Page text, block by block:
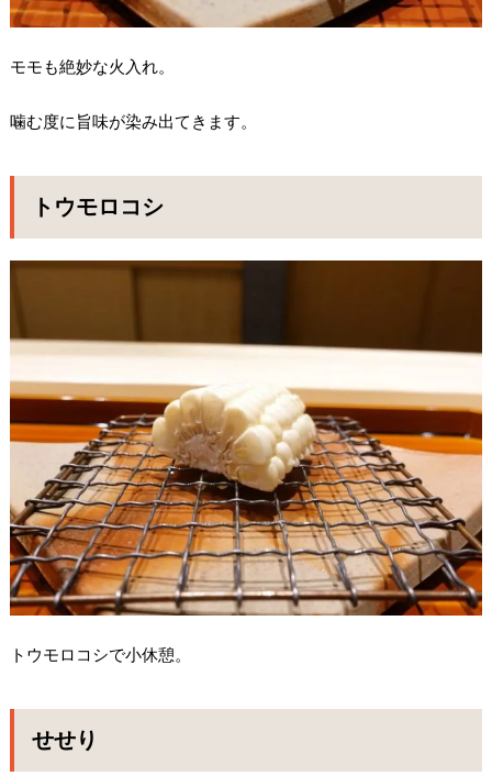
モモも絶妙な火入れ。
噛む度に旨味が染み出てきます。
トウモロコシ
トウモロコシで小休憩。
せせり